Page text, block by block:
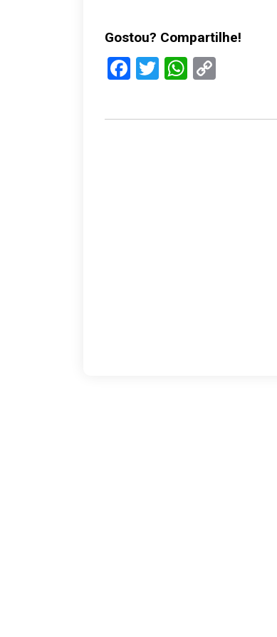
Gostou? Compartilhe!
Facebook
TwitterWhatsApp